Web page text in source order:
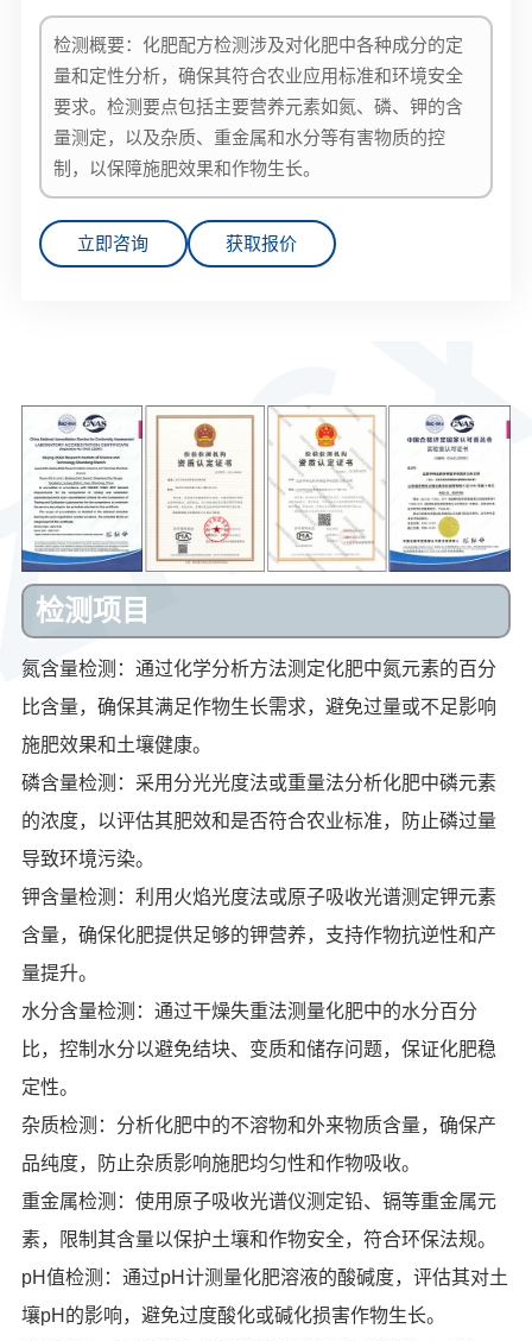
检测概要：化肥配方检测涉及对化肥中各种成分的定
量和定性分析，确保其符合农业应用标准和环境安全
要求。检测要点包括主要营养元素如氮、磷、钾的含
量测定，以及杂质、重金属和水分等有害物质的控
制，以保障施肥效果和作物生长。
立即咨询 获取报价
检测项目
氮含量检测：通过化学分析方法测定化肥中氮元素的百分
比含量，确保其满足作物生长需求，避免过量或不足影响
施肥效果和土壤健康。
磷含量检测：采用分光光度法或重量法分析化肥中磷元素
的浓度，以评估其肥效和是否符合农业标准，防止磷过量
导致环境污染。
钾含量检测：利用火焰光度法或原子吸收光谱测定钾元素
含量，确保化肥提供足够的钾营养，支持作物抗逆性和产
量提升。
水分含量检测：通过干燥失重法测量化肥中的水分百分
比，控制水分以避免结块、变质和储存问题，保证化肥稳
定性。
杂质检测：分析化肥中的不溶物和外来物质含量，确保产
品纯度，防止杂质影响施肥均匀性和作物吸收。
重金属检测：使用原子吸收光谱仪测定铅、镉等重金属元
素，限制其含量以保护土壤和作物安全，符合环保法规。
pH值检测：通过pH计测量化肥溶液的酸碱度，评估其对土
壤pH的影响，避免过度酸化或碱化损害作物生长。